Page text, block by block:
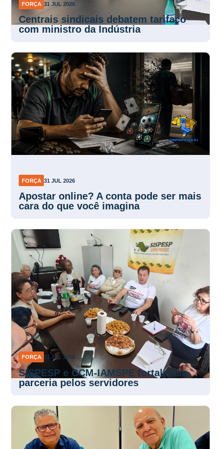
FORÇA 31 JUL 2026
Centrais sindicais debatem tarifaço
com ministro da Indústria
FORÇA 31 JUL 2026
Apostar online? A conta pode ser mais
cara do que você imagina
FORÇA 31 JUL 2026
SISPESP e CCM-IAMSPE fortalecem
parceria pelos servidores